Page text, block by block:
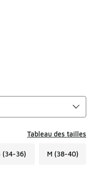
Tableau des tailles
(34-36) M (38-40)